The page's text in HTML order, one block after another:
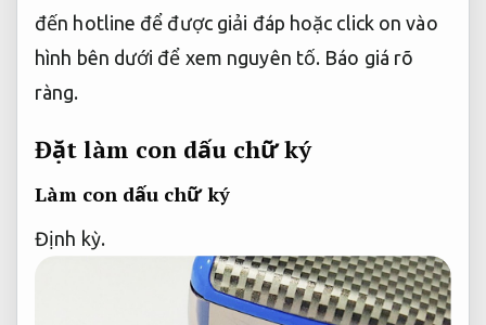
đến hotline để được giải đáp hoặc click on vào
hình bên dưới để xem nguyên tố. Báo giá rõ
ràng.
Đặt làm con dấu chữ ký
Làm con dấu chữ ký
Định kỳ.